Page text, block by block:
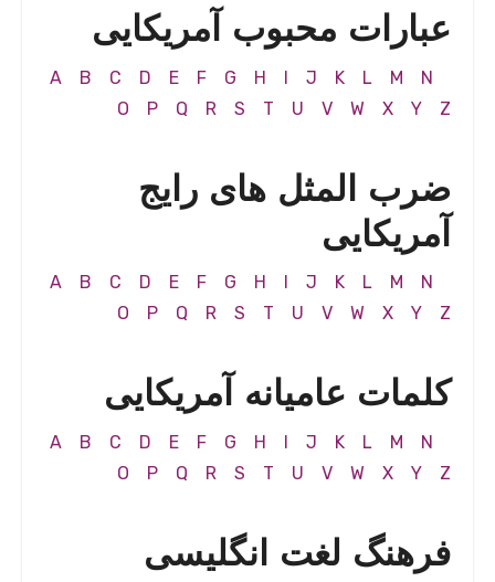
عبارات محبوب آمریکایی
A B C D E F G H I J K L M
N
O
P Q R S T U V W X Y Z
ضرب المثل های رایج
آمریکایی
A B C D E F G H I J K L M
N
O
P Q R S T U V W X Y Z
کلمات عامیانه آمریکایی
A B C D E F G H I J K L M
N
O
P Q R S T U V W X Y Z
فرهنگ لغت انگلیسی